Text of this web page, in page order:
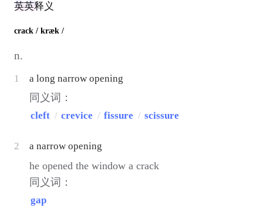
英英释义
crack / kræk /
n.
1 a long narrow opening
同义词：
cleft / crevice / fissure / scissure
2 a narrow opening
he opened the window a crack
同义词：
gap